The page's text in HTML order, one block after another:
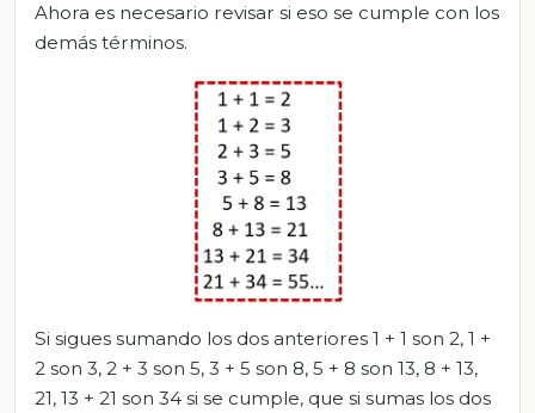
Ahora es necesario revisar si eso se cumple con los
demás términos.
Si sigues sumando los dos anteriores 1 + 1 son 2, 1 +
2 son 3, 2 + 3 son 5, 3 + 5 son 8, 5 + 8 son 13, 8 + 13,
21, 13 + 21 son 34 si se cumple, que si sumas los dos